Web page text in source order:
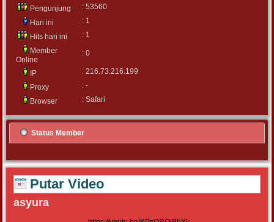
Pengunjung
: 53560
Hari ini
: 1
Hits hari ini
: 1
Member
Online
: 0
IP
: 216.73.216.199
Proxy
: -
Browser
: Safari
Status Member
Putar Video
asyura